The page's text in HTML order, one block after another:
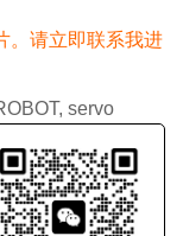
。请立即联系我进
, servo